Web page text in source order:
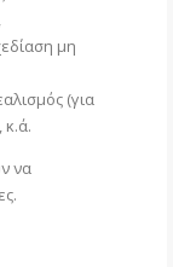
μη
(για
κ.ά.
να